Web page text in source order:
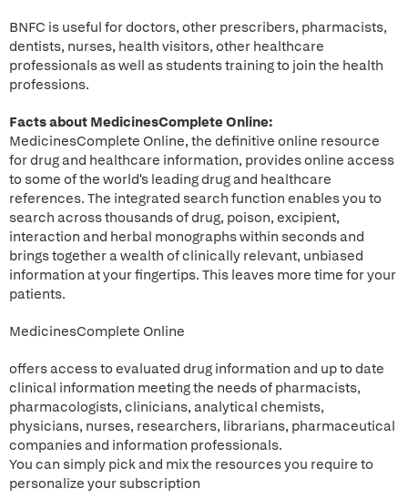
BNFC is useful for doctors, other prescribers, pharmacists,
dentists, nurses, health visitors, other healthcare
professionals as well as students training to join the health
professions.
Facts about MedicinesComplete Online:
MedicinesComplete Online, the definitive online resource
for drug and healthcare information, provides online access
to some of the world's leading drug and healthcare
references. The integrated search function enables you to
search across thousands of drug, poison, excipient,
interaction and herbal monographs within seconds and
brings together a wealth of clinically relevant, unbiased
information at your fingertips. This leaves more time for your
patients.
MedicinesComplete Online
offers access to evaluated drug information and up to date
clinical information meeting the needs of pharmacists,
pharmacologists, clinicians, analytical chemists,
physicians, nurses, researchers, librarians, pharmaceutical
companies and information professionals.
You can simply pick and mix the resources you require to
personalize your subscription